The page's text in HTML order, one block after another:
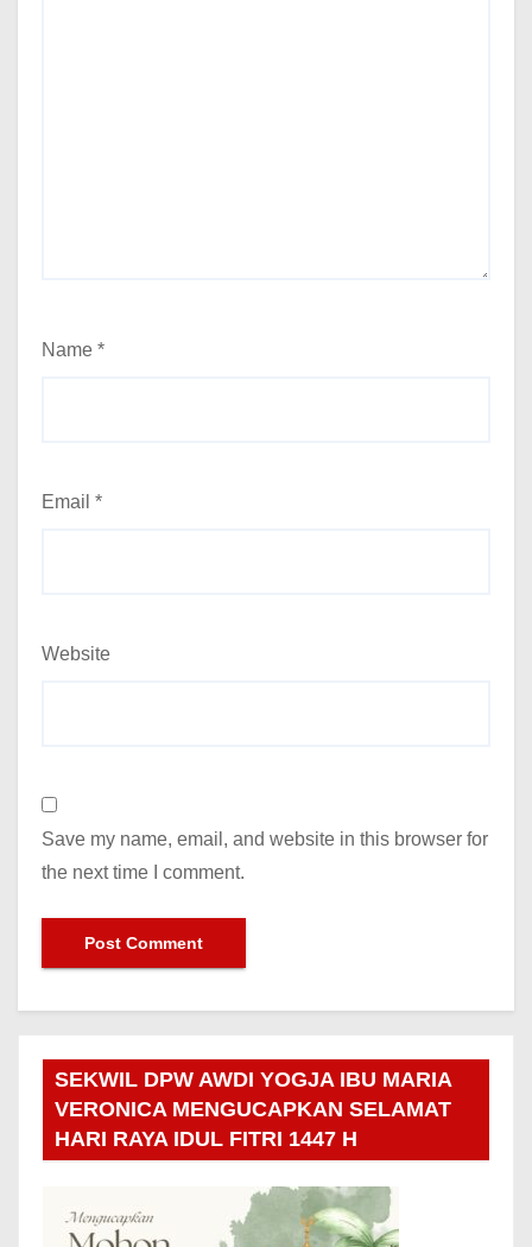
Name *
Email *
Website
Save my name, email, and website in this browser for
the next time I comment.
SEKWIL DPW AWDI YOGJA IBU MARIA
VERONICA MENGUCAPKAN SELAMAT
HARI RAYA IDUL FITRI 1447 H